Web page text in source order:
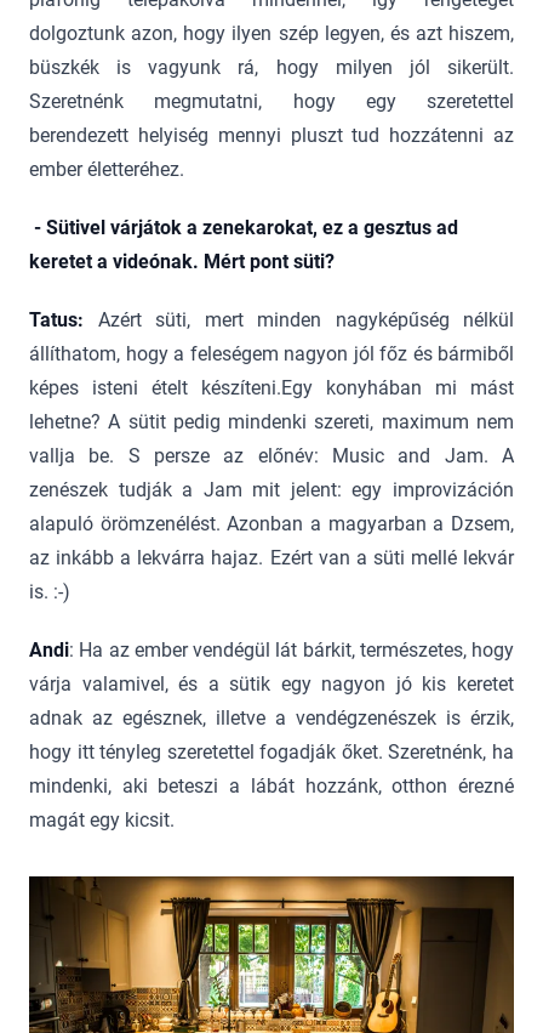
dolgoztunk azon, hogy ilyen szép legyen, és azt hiszem,
büszkék is vagyunk rá, hogy milyen jól sikerült.
Szeretnénk megmutatni, hogy egy szeretettel
berendezett helyiség mennyi pluszt tud hozzátenni az
ember életteréhez.
- Sütivel várjátok a zenekarokat, ez a gesztus ad
keretet a videónak. Mért pont süti?
Tatus: Azért süti, mert minden nagyképűség nélkül
állíthatom, hogy a feleségem nagyon jól főz és bármiből
képes isteni ételt készíteni.Egy konyhában mi mást
lehetne? A sütit pedig mindenki szereti, maximum nem
vallja be. S persze az előnév: Music and Jam. A
zenészek tudják a Jam mit jelent: egy improvizáción
alapuló örömzenélést. Azonban a magyarban a Dzsem,
az inkább a lekvárra hajaz. Ezért van a süti mellé lekvár
is. :-)
Andi: Ha az ember vendégül lát bárkit, természetes, hogy
várja valamivel, és a sütik egy nagyon jó kis keretet
adnak az egésznek, illetve a vendégzenészek is érzik,
hogy itt tényleg szeretettel fogadják őket. Szeretnénk, ha
mindenki, aki beteszi a lábát hozzánk, otthon érezné
magát egy kicsit.